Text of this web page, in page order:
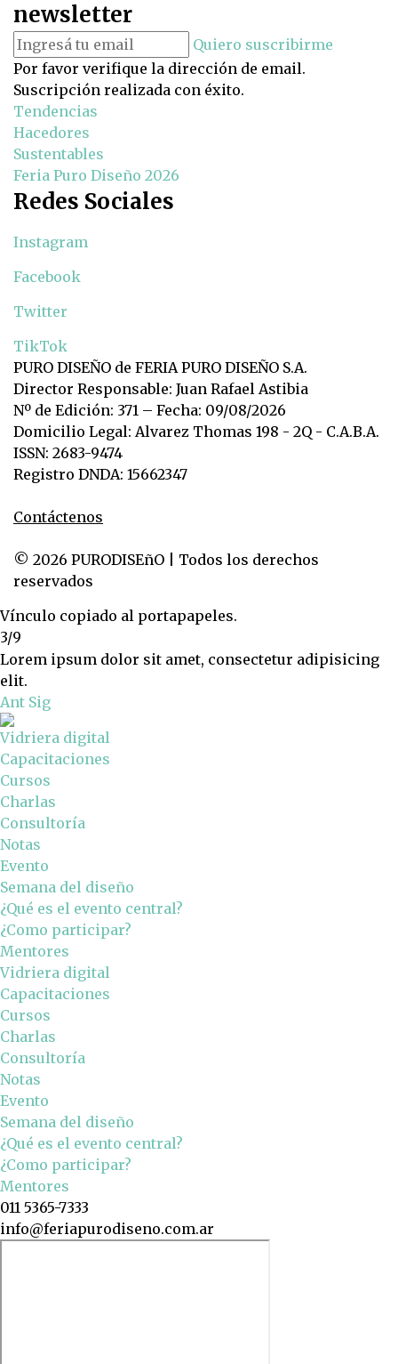
newsletter
Quiero suscribirme
Por favor verifique la dirección de email.
Suscripción realizada con éxito.
Tendencias
Hacedores
Sustentables
Feria Puro Diseño 2026
Redes Sociales
Instagram
Facebook
Twitter
TikTok
PURO DISEÑO de FERIA PURO DISEÑO S.A.
Director Responsable: Juan Rafael Astibia
Nº de Edición: 371 – Fecha: 09/08/2026
Domicilio Legal: Alvarez Thomas 198 - 2Q - C.A.B.A.
ISSN: 2683-9474
Registro DNDA: 15662347
Contáctenos
© 2026 PURODISEñO | Todos los derechos
reservados
Vínculo copiado al portapapeles.
3/9
Lorem ipsum dolor sit amet, consectetur adipisicing
elit.
Ant Sig
Vidriera digital
Capacitaciones
Cursos
Charlas
Consultoría
Notas
Evento
Semana del diseño
¿Qué es el evento central?
¿Como participar?
Mentores
Vidriera digital
Capacitaciones
Cursos
Charlas
Consultoría
Notas
Evento
Semana del diseño
¿Qué es el evento central?
¿Como participar?
Mentores
011 5365-7333
info@feriapurodiseno.com.ar